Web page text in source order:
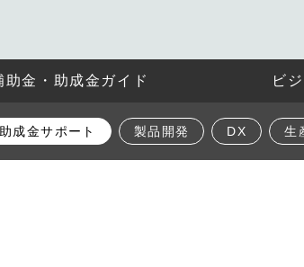
助金・助成金ガイド ビ
成金サポート 製品開発 DX 生